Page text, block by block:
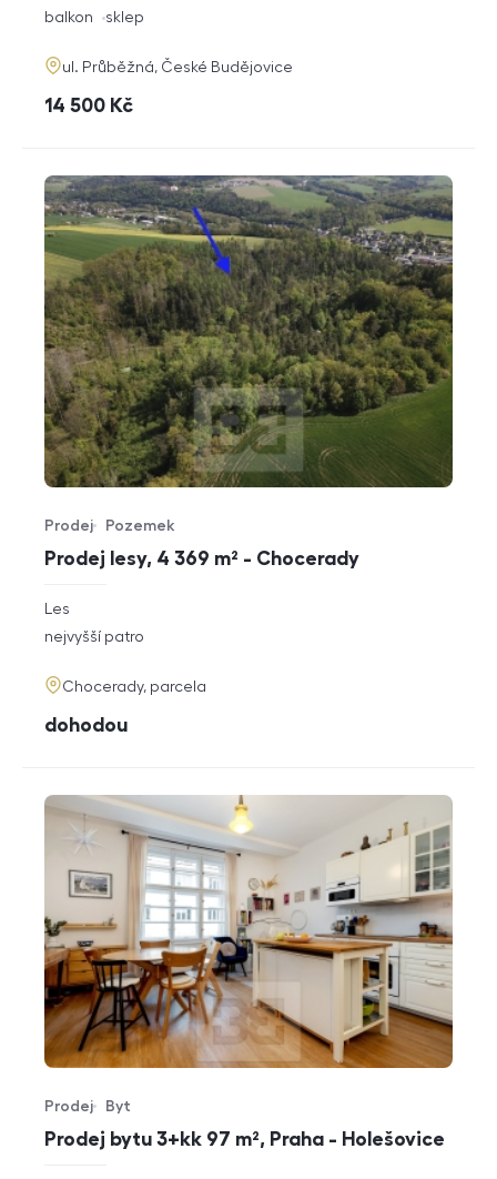
funkce
balkon sklep
adresa
ul. Průběžná, České Budějovice
cena
14 500 Kč
Prodej lesy, 4 369 m² - Chocerady
Typ nabídky
Prodej
Typ nemovitosti
Pozemek
rozměry
Les
funkce
nejvyšší patro
adresa
Chocerady, parcela
cena
dohodou
Prodej bytu 3+kk 97 m², Praha - Holešovice
Typ nabídky
Prodej
Typ nemovitosti
Byt